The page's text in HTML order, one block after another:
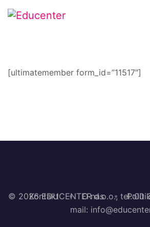
[ultimatemember form_id=”11517″]
Kontakt O nas
© 2026 EDUCENTER d.o.o., tel.:00
mail: